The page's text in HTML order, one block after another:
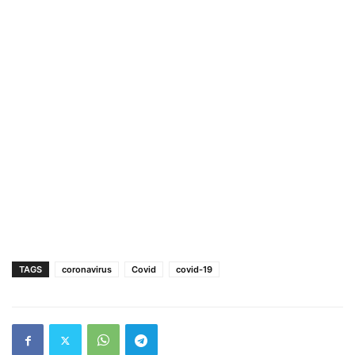
TAGS coronavirus Covid covid-19